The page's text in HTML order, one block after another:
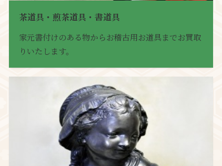
茶道具・煎茶道具・書道具
家元書付けのある物からお稽古用お道具までお買取
りいたします。